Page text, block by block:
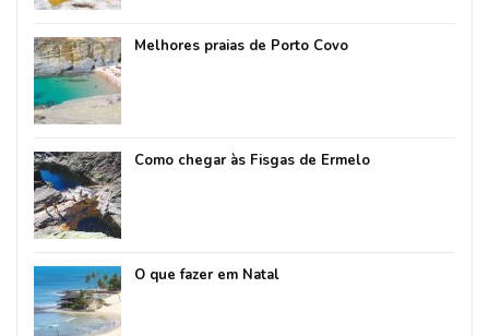
Melhores praias de Porto Covo
Como chegar às Fisgas de Ermelo
O que fazer em Natal